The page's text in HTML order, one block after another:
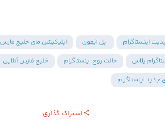
اینستاگرام اپل آیفون اپلیکیشن مای خلیج فارس
پلاس حالت روح اینستاگرام خلیج فارس آنلاین
جدید اینستاگرام
اشتراک گذاری